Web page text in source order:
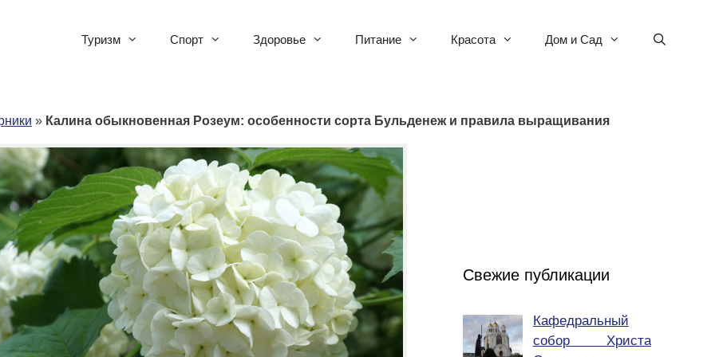
Туризм Спорт Здоровье Питание Красота Дом и Сад
» Калина обыкновенная Розеум: особенности сорта Бульденеж и правила выращивания
Свежие публикации
Кафедральный
собор Христа